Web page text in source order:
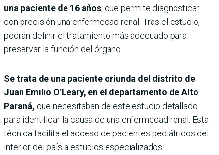
una paciente de 16 años, que permite diagnosticar
con precisión una enfermedad renal. Tras el estudio,
podrán definir el tratamiento más adecuado para
preservar la función del órgano.
Se trata de una paciente oriunda del distrito de
Juan Emilio O’Leary, en el departamento de Alto
Paraná, que necesitaban de este estudio detallado
para identificar la causa de una enfermedad renal. Esta
técnica facilita el acceso de pacientes pediátricos del
interior del país a estudios especializados.